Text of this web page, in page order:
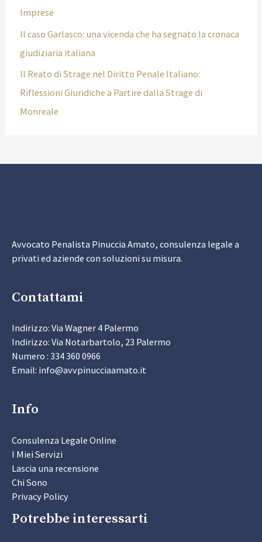
Imprese
Il caso Garlasco: una vicenda che ha segnato la cronaca
giudiziaria italiana
Il Reato di Strage nel Diritto Penale Italiano:
Riflessioni Giuridiche a Partire dalla Strage di
Monreale
Avvocato Penalista Pinuccia Amato, consulenza legale a
privati ed aziende con soluzioni su misura.
Contattami
Indirizzo: Via Wagner 4 Palermo
Indirizzo: Via Notarbartolo, 23 Palermo
Numero : 334 360 0966
Email: info@avvpinucciaamato.it
Info
Consulenza Legale Online
I Miei Servizi
Lascia una recensione
Chi Sono
Privacy Policy
Potrebbe interessarti